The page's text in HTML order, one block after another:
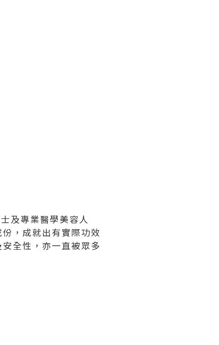
及專業醫學美容人
，成就出有實際功效
全性，亦一直被眾多